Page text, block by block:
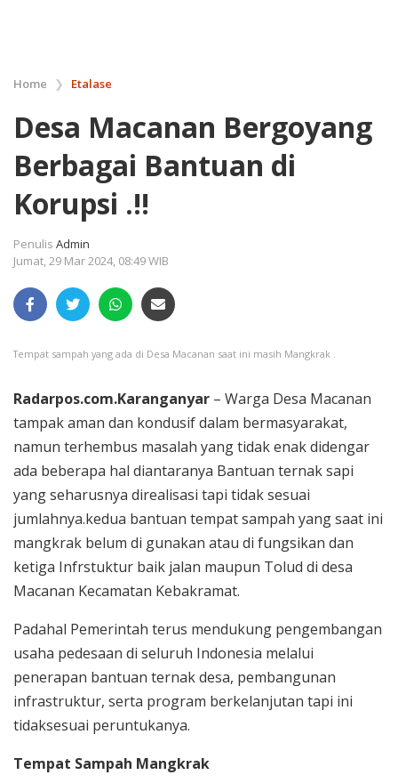
Home ❯ Etalase
Desa Macanan Bergoyang
Berbagai Bantuan di
Korupsi .!!
Penulis Admin
Jumat, 29 Mar 2024, 08:49 WIB
Tempat sampah yang ada di Desa Macanan saat ini masih Mangkrak .
Radarpos.com.Karanganyar – Warga Desa Macanan
tampak aman dan kondusif dalam bermasyarakat,
namun terhembus masalah yang tidak enak didengar
ada beberapa hal diantaranya Bantuan ternak sapi
yang seharusnya direalisasi tapi tidak sesuai
jumlahnya.kedua bantuan tempat sampah yang saat ini
mangkrak belum di gunakan atau di fungsikan dan
ketiga Infrstuktur baik jalan maupun Tolud di desa
Macanan Kecamatan Kebakramat.
Padahal Pemerintah terus mendukung pengembangan
usaha pedesaan di seluruh Indonesia melalui
penerapan bantuan ternak desa, pembangunan
infrastruktur, serta program berkelanjutan tapi ini
tidaksesuai peruntukanya.
Tempat Sampah Mangkrak